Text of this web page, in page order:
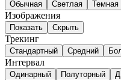
Обычная Светлая Темная
Изображения
Показать Скрыть
Трекинг
Стандартный Средний
Интервал
Одинарный Полуторный